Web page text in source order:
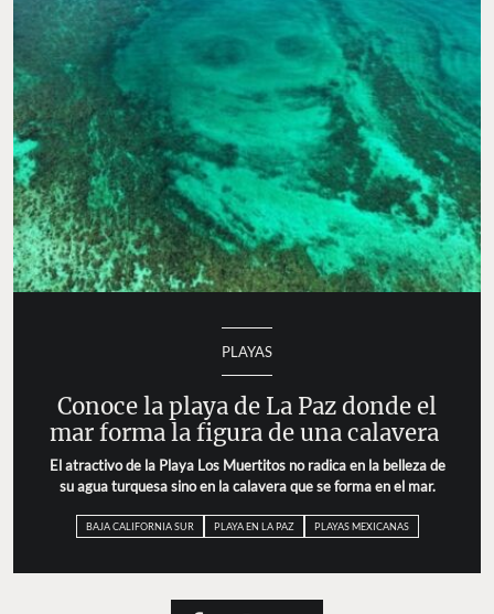
PLAYAS
Conoce la playa de La Paz donde el
mar forma la figura de una calavera
El atractivo de la Playa Los Muertitos no radica en la belleza de
su agua turquesa sino en la calavera que se forma en el mar.
BAJA CALIFORNIA SUR PLAYA EN LA PAZ PLAYAS MEXICANAS